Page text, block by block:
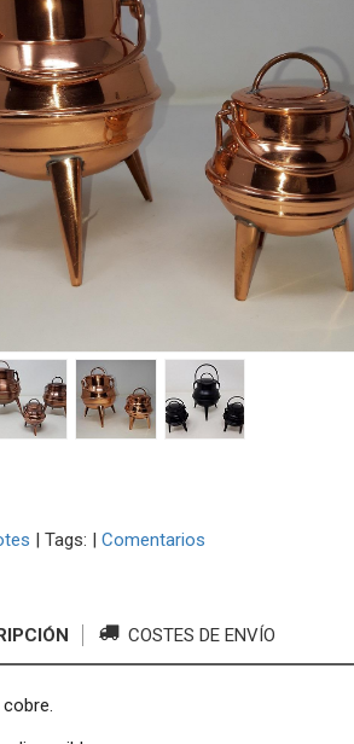
| Tags: | Comentarios
COSTES DE ENVÍO